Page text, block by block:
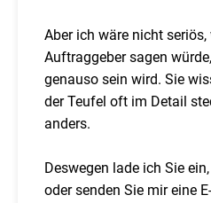
Aber ich wäre nicht
Auftraggeber sagen
genauso sein wird. Sie
der Teufel oft im Detail
anders.
Deswegen lade ich Sie
oder senden Sie mir eine